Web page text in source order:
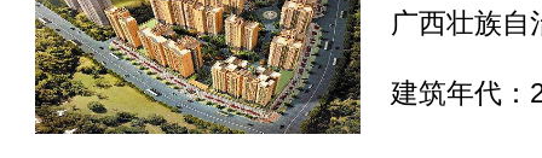
广西壮族自
建筑年代：